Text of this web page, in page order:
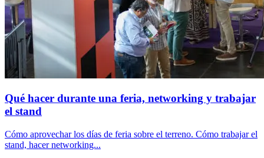
Qué hacer durante una feria, networking y trabajar
el stand
Cómo aprovechar los días de feria sobre el terreno. Cómo trabajar el
stand, hacer networking...